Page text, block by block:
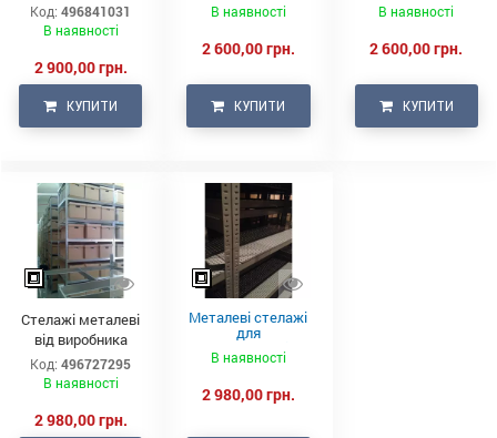
Код: 496841031
В наявності
2 900,00 грн.
КУПИТИ
В наявності
2 600,00 грн.
КУПИТИ
В наявності
2 600,00 грн.
КУПИТИ
Стелажі металеві
від виробника
Код: 496727295
В наявності
2 980,00 грн.
Металеві стелажі
для
медикаментів
В наявності
2 980,00 грн.